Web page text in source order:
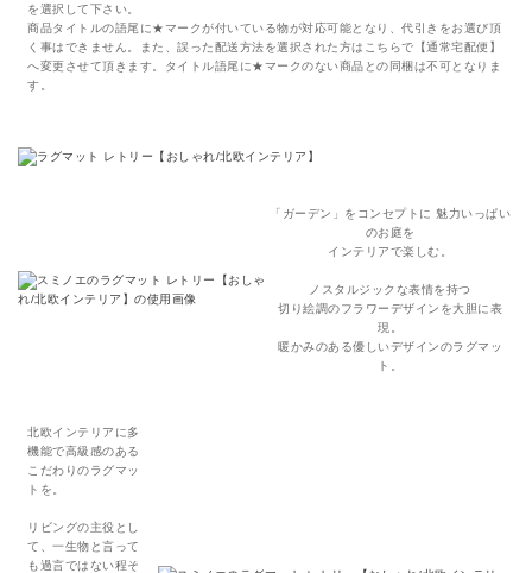
を選択して下さい。
商品タイトルの語尾に★マークが付いている物が対応可能となり、代引きをお選び頂
く事はできません。また、誤った配送方法を選択された方はこちらで【通常宅配便】
へ変更させて頂きます。タイトル語尾に★マークのない商品との同梱は不可となりま
す。
「ガーデン」をコンセプトに 魅力いっぱい
のお庭を
インテリアで楽しむ。
ノスタルジックな表情を持つ
切り絵調のフラワーデザインを大胆に表
現。
暖かみのある優しいデザインのラグマッ
ト。
北欧インテリアに多
機能で高級感のある
こだわりのラグマッ
トを。
リビングの主役とし
て、一生物と言って
も過言ではない程そ